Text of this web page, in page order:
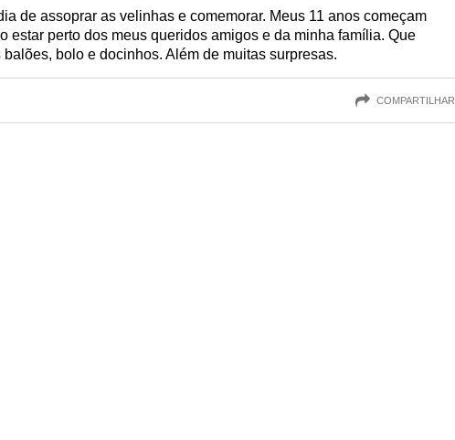
de assoprar as velinhas e comemorar. Meus 11 anos começam
estar perto dos meus queridos amigos e da minha família. Que
balões, bolo e docinhos. Além de muitas surpresas.
COMPARTILHAR